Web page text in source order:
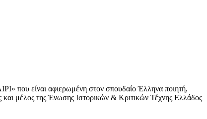
που είναι αφιερωμένη στον σπουδαίο Έλληνα ποιητή,
μέλος της Ένωσης Ιστορικών & Κριτικών Τέχνης Ελλάδος